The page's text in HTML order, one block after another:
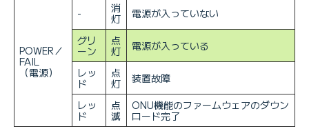
POWER／
FAIL
（電源）
-
消
灯
電源が入っていない
グリ
ーン
点
灯
電源が入っている
レッ
ド
点
灯
装置故障
レッ
ド
点
滅
ONU機能のファームウェアのダウン
ロード完了